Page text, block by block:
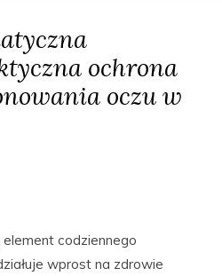
ochrona
oczu w
codziennego
wprost na zdrowie